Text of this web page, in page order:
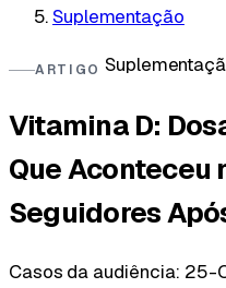
Suplementação
ARTIGO
Vitamina D:
Que Aconteceu
Seguidores
Casos da audiência: 25-